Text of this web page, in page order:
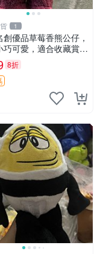
1
創優品草莓香熊公仔，
巧可愛，適合收藏賞玩
玩具 公仔 草莓熊
8折